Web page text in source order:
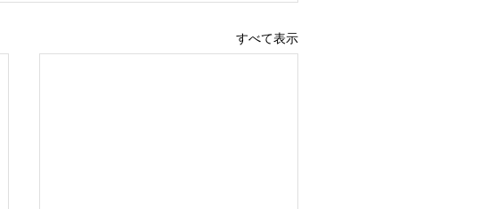
すべて表示